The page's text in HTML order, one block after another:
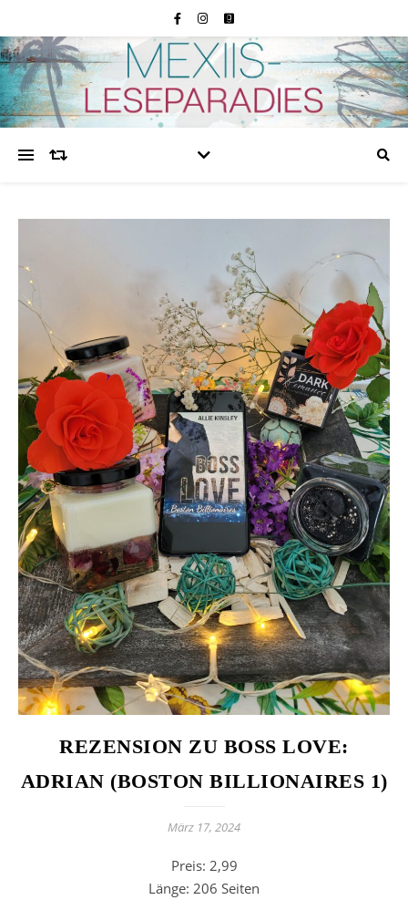
REZENSION ZU BOSS LOVE:
ADRIAN (BOSTON BILLIONAIRES 1)
März 17, 2024
Preis: 2,99
Länge: 206 Seiten